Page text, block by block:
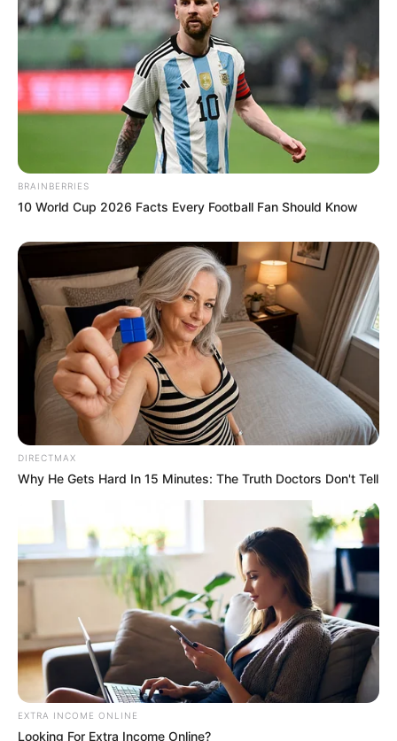
BRAINBERRIES
10 World Cup 2026 Facts Every Football Fan Should Know
DIRECTMAX
Why He Gets Hard In 15 Minutes: The Truth Doctors Don't Tell
EXTRA INCOME ONLINE
Looking For Extra Income Online?